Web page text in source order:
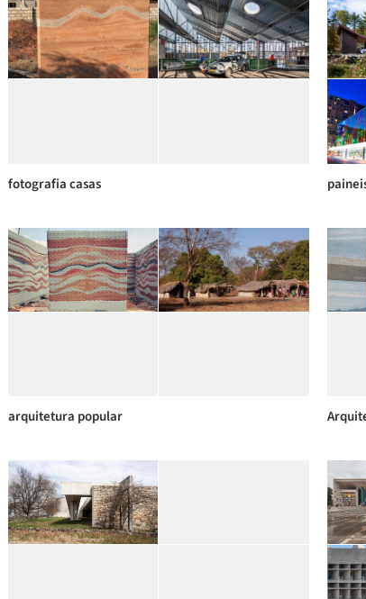
fotografia casas
arquitetura popular